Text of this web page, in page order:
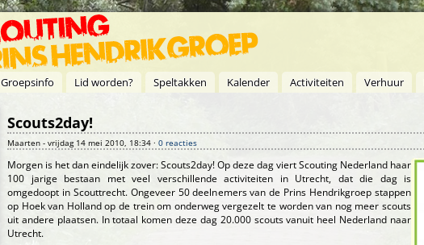
Groepsinfo Lid worden? Speltakken Kalender Activiteiten Verhuur
Scouts2day!
Maarten - vrijdag 14 mei 2010, 18:34 · 0 reacties
Morgen is het dan eindelijk zover: Scouts2day! Op deze dag viert Scouting Nederland haar
100 jarige bestaan met veel verschillende activiteiten in Utrecht, dat die dag is
omgedoopt in Scouttrecht. Ongeveer 50 deelnemers van de Prins Hendrikgroep stappen
op Hoek van Holland op de trein om onderweg vergezelt te worden van nog meer scouts
uit andere plaatsen. In totaal komen deze dag 20.000 scouts vanuit heel Nederland naar
Utrecht.